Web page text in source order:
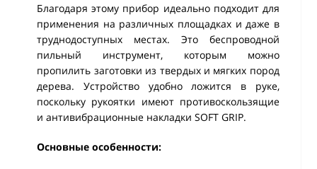
Благодаря этому прибор идеально подходит для
применения на различных площадках и даже в
труднодоступных местах. Это беспроводной
пильный инструмент, которым можно
пропилить заготовки из твердых и мягких пород
дерева. Устройство удобно ложится в руке,
поскольку рукоятки имеют противоскользящие
и антивибрационные накладки SOFT GRIP.
Основные особенности: